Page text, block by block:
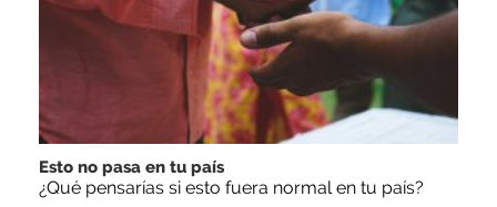
Esto no pasa en tu país
¿Qué pensarías si esto fuera normal en tu país?